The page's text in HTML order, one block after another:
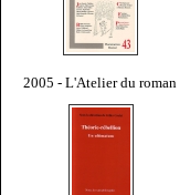
2005 - L'Atelier du roman